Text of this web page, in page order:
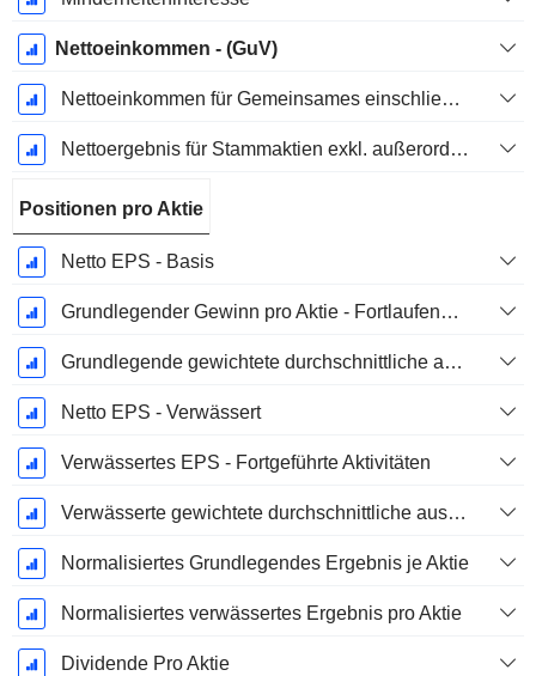
Nettoeinkommen - (GuV)
Nettoeinkommen für Gemeinsames einschließlich außerordentlicher Posten
Nettoergebnis für Stammaktien exkl. außerordentliche Posten
Positionen pro Aktie
Netto EPS - Basis
Grundlegender Gewinn pro Aktie - Fortlaufende Geschäftstätigkeit
Grundlegende gewichtete durchschnittliche ausstehende Aktien
Netto EPS - Verwässert
Verwässertes EPS - Fortgeführte Aktivitäten
Verwässerte gewichtete durchschnittliche ausstehende Aktien
Normalisiertes Grundlegendes Ergebnis je Aktie
Normalisiertes verwässertes Ergebnis pro Aktie
Dividende Pro Aktie